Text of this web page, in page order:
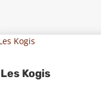
Les Kogis